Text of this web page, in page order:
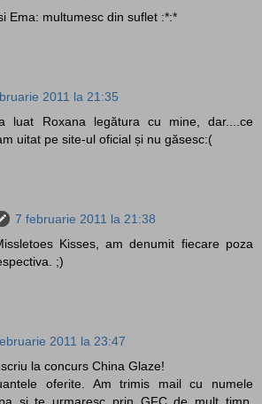
Ema: multumesc din suflet :*:*
2011 la 21:35
luat Roxana legătura cu mine, dar....ce
uitat pe site-ul oficial și nu găsesc:(
7 februarie 2011 la 21:38
Kisses, am denumit fiecare poza
;)
2011 la 23:47
la concurs China Glaze!
oferite. Am trimis mail cu numele